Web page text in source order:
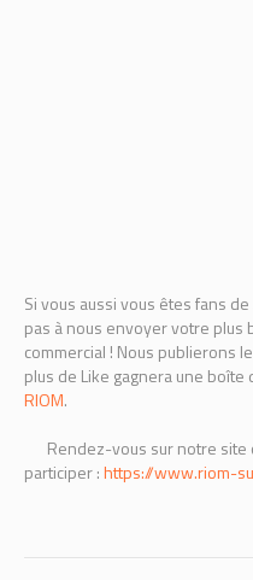
Si vous aussi vous êtes fans
pas à nous envoyer votre
commercial ! Nous publierons
plus de Like gagnera une boîte
RIOM.
Rendez-vous sur notre site
participer :https://www.riom-